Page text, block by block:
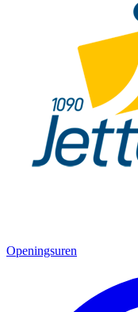
Openingsuren